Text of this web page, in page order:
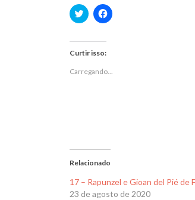
Clique
para
Twitter(abre
em
nova
janela)
Clique
para
Curtir isso:
Carregando...
Relacionado
17 – Rapunzel e Gioan del Pié de
23 de agosto de 2020